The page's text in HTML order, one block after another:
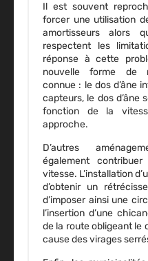
Il est souvent
forcer une utilisation
amortisseurs alors
respectent les
réponse à cette
nouvelle forme de
connue : le dos d’âne
capteurs, le dos d’âne
fonction de la
approche.
D’autres
également
vitesse. L’installation
d’obtenir un
d’imposer ainsi une
l’insertion d’une
de la route obligeant le
cause des virages